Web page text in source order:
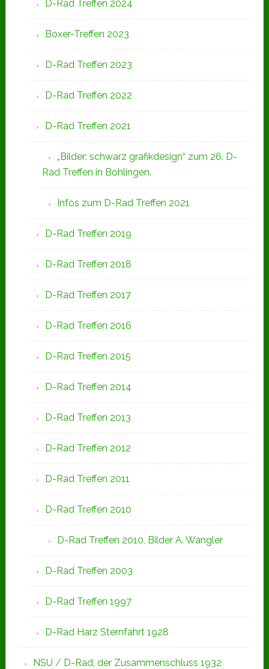
D-Rad Treffen 2024
Boxer-Treffen 2023
D-Rad Treffen 2023
D-Rad Treffen 2022
D-Rad Treffen 2021
„Bilder: schwarz grafikdesign“ zum 26. D-
Rad Treffen in Bohlingen.
Infos zum D-Rad Treffen 2021
D-Rad Treffen 2019
D-Rad Treffen 2018
D-Rad Treffen 2017
D-Rad Treffen 2016
D-Rad Treffen 2015
D-Rad Treffen 2014
D-Rad Treffen 2013
D-Rad Treffen 2012
D-Rad Treffen 2011
D-Rad Treffen 2010
D-Rad Treffen 2010, Bilder A. Wangler
D-Rad Treffen 2003
D-Rad Treffen 1997
D-Rad Harz Sternfahrt 1928
NSU / D-Rad, der Zusammenschluss 1932